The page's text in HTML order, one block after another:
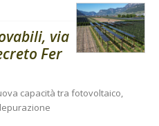
via
Fer
capacità tra fotovoltaico,